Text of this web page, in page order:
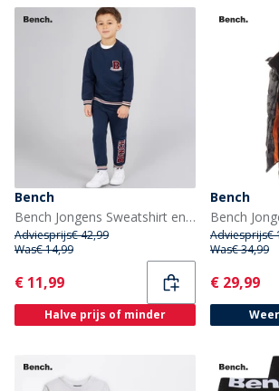
Bench
Bench Jongens Sweatshirt en Joggingbroek Set Navy
Adviesprijs€ 42,99
Was€ 14,99
Current
€ 11,99
Halve prijs of minder
Bench
Adviesprijs€
Was€ 34,99
Current
€ 29,99